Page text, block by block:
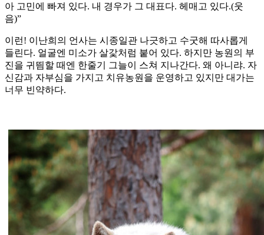
아 고민에 빠져 있다. 내 경우가 그 대표다. 헤매고 있다.(웃
음)”
이런! 이난희의 언사는 시종일관 나긋하고 수굿해 따사롭게
들린다. 얼굴엔 미소가 살갗처럼 붙어 있다. 하지만 농원의 부
진을 귀띔할 때엔 한줄기 그늘이 스쳐 지나간다. 왜 아니랴. 자
신감과 자부심을 가지고 치유농원을 운영하고 있지만 대가는
너무 빈약하다.